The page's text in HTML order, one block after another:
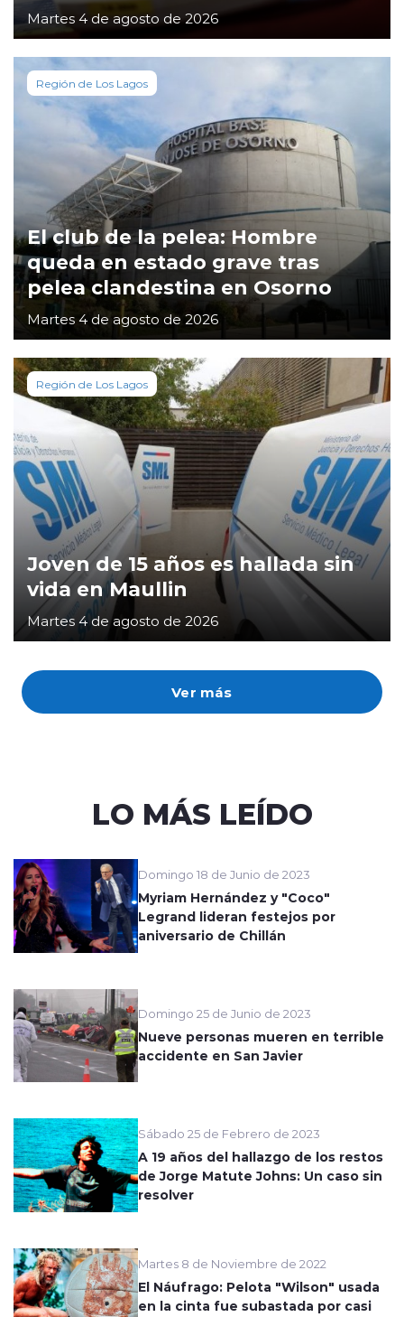
Ver más
Martes 4 de agosto de 2026
Región de Los Lagos
El club de la pelea: Hombre
queda en estado grave tras
pelea clandestina en Osorno
Martes 4 de agosto de 2026
Región de Los Lagos
Joven de 15 años es hallada sin
vida en Maullin
Martes 4 de agosto de 2026
LO MÁS LEÍDO
Domingo 18 de Junio de 2023
Myriam Hernández y "Coco"
Legrand lideran festejos por
aniversario de Chillán
Domingo 25 de Junio de 2023
Nueve personas mueren en terrible
accidente en San Javier
Sábado 25 de Febrero de 2023
A 19 años del hallazgo de los restos
de Jorge Matute Johns: Un caso sin
resolver
Martes 8 de Noviembre de 2022
El Náufrago: Pelota "Wilson" usada
en la cinta fue subastada por casi